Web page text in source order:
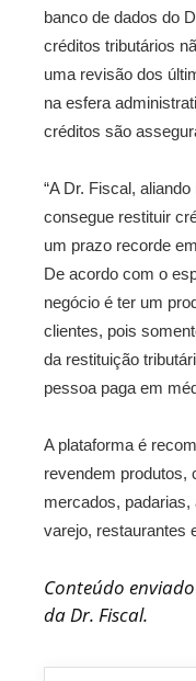
banco de dados do
créditos tributários
uma revisão dos
na esfera
créditos são
“A Dr. Fiscal,
consegue restituir
um prazo recorde
De acordo com o
negócio é ter um
clientes, pois
da restituição
pessoa paga em
A plataforma é
revendem produtos,
mercados,
varejo, restaurantes
Conteúdo
da Dr. Fiscal.